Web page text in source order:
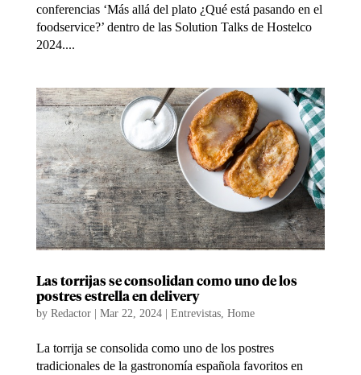
conferencias ‘Más allá del plato ¿Qué está pasando en el
foodservice?’ dentro de las Solution Talks de Hostelco
2024....
Las torrijas se consolidan como uno de los
postres estrella en delivery
by Redactor| Mar 22, 2024| Entrevistas, Home
La torrija se consolida como uno de los postres
tradicionales de la gastronomía española favoritos en